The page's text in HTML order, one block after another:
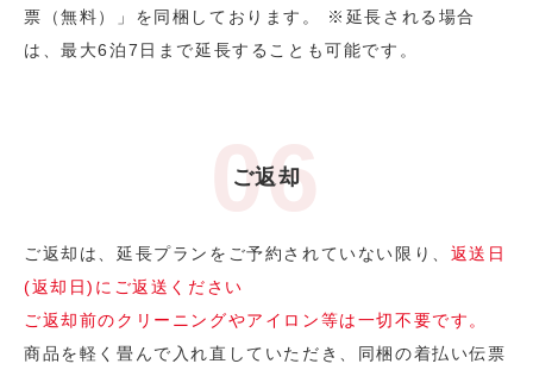
票（無料）」を同梱しております。 ※延長される場合
は、最大6泊7日まで延長することも可能です。
ご返却
ご返却は、延長プランをご予約されていない限り、 返送日
(返却日)にご返送ください
ご返却前のクリーニングやアイロン等は一切不要です。
商品を軽く畳んで入れ直していただき、同梱の着払い伝票